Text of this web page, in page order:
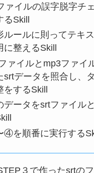
ァイルの誤字脱字チ
るSkill
ルールに則ってテキ
に整えるSkill
ァイルとmp3ファイ
srtデータを照合し、
をするSkill
ータをsrtファイル
を順番に実行する
３で作ったsrtの